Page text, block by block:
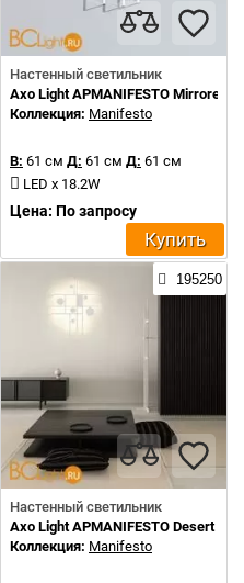
Настенный светильник
Axo Light APMANIFESTO Mirrored
Коллекция: Manifesto
В: 61 см Д: 61 см Д: 61 см
LED x 18.2W
Цена: По запросу
Купить
195250
Настенный светильник
Axo Light APMANIFESTO Desert
Коллекция: Manifesto